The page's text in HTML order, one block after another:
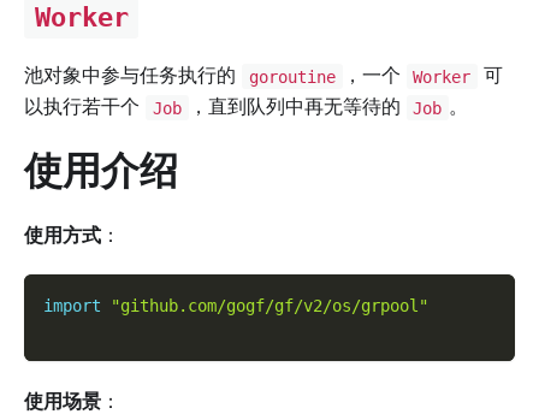
Worker
池对象中参与任务执行的 goroutine ，一个 Worker
可
以执行若干个
Job ，直到队列中再无等待的 Job 。
使用介绍
使用方式 ：
import "github.com/gogf/gf/v2/os/grpool"
使用场景 ：